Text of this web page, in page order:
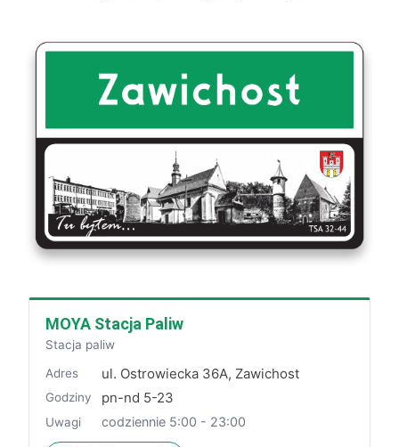
MOYA Stacja Paliw
Stacja paliw
Adres ul. Ostrowiecka 36A, Zawichost
Godziny pn-nd 5-23
Uwagi codziennie 5:00 - 23:00